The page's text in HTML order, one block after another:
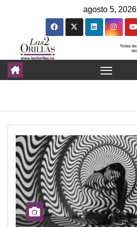
agosto 5, 2026